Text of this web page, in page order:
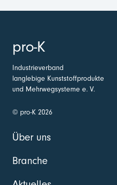
pro-K
Industrieverband
langlebige Kunststoffprodukte
und Mehrwegsysteme e. V.
© pro-K 2026
Über uns
Branche